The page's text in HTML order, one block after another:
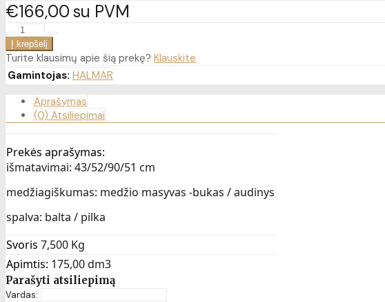
€166 00su PVM
Turite klausimų apie šią prekę? Klauskite
Gamintojas: HALMAR
Aprašymas
(0) Atsiliepimai
Prekės aprašymas:
išmatavimai: 43/52/90/51 cm
medžiagiškumas: medžio masyvas -bukas / audinys
spalva: balta / pilka
Svoris 7,500 Kg
Apimtis: 175,00 dm3
Parašyti atsiliepimą
Vardas: